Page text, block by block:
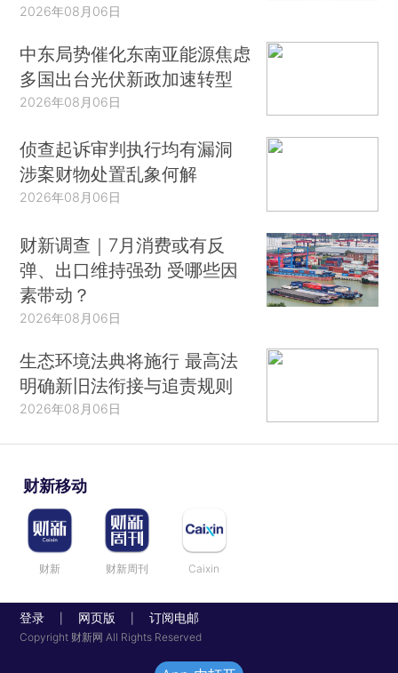
2026年08月06日
中东局势催化东南亚能源焦虑
多国出台光伏新政加速转型
2026年08月06日
侦查起诉审判执行均有漏洞
涉案财物处置乱象何解
2026年08月06日
财新调查｜7月消费或有反
弹、出口维持强劲 受哪些因
素带动？
2026年08月06日
生态环境法典将施行 最高法
明确新旧法衔接与追责规则
2026年08月06日
财新移动
财新 财新周刊 Caixin
登录 网页版 订阅电邮
Copyright 财新网 All Rights Reserved